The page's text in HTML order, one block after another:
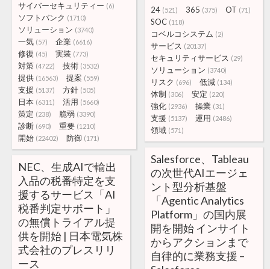
サイバーセキュリティー (6)
ソフトバンク (1710)
ソリューション (3740)
一気 (57) 企業 (6616)
修復 (45) 実装 (773)
対策 (4722) 技術 (3532)
提供 (16563) 提案 (559)
支援 (5137) 方針 (505)
日本 (6311) 活用 (5660)
策定 (238) 脆弱 (3390)
診断 (690) 重要 (1210)
開始 (22402) 防御 (171)
24 (521) 365 (375) OT (71)
SOC (118)
コベルコシステム (2)
サービス (20137)
セキュリティサービス (29)
ソリューション (3740)
リスク (696) 低減 (134)
体制 (306) 安定 (220)
強化 (2936) 操業 (31)
支援 (5137) 運用 (2486)
領域 (571)
Salesforce、Tableau
の次世代AIエージェ
ント型分析基盤
「Agentic Analytics
Platform」の国内展
開を開始 インサイト
からアクションまで
自律的に業務支援 –
NEC、生成AIで輸出
入品の税番特定を支
援するサービス「AI
税番判定サポート」
の無償トライアル提
供を開始 | 日本電気株
式会社のプレスリリ
ース